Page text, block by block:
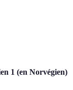
1 (en Norvégien)